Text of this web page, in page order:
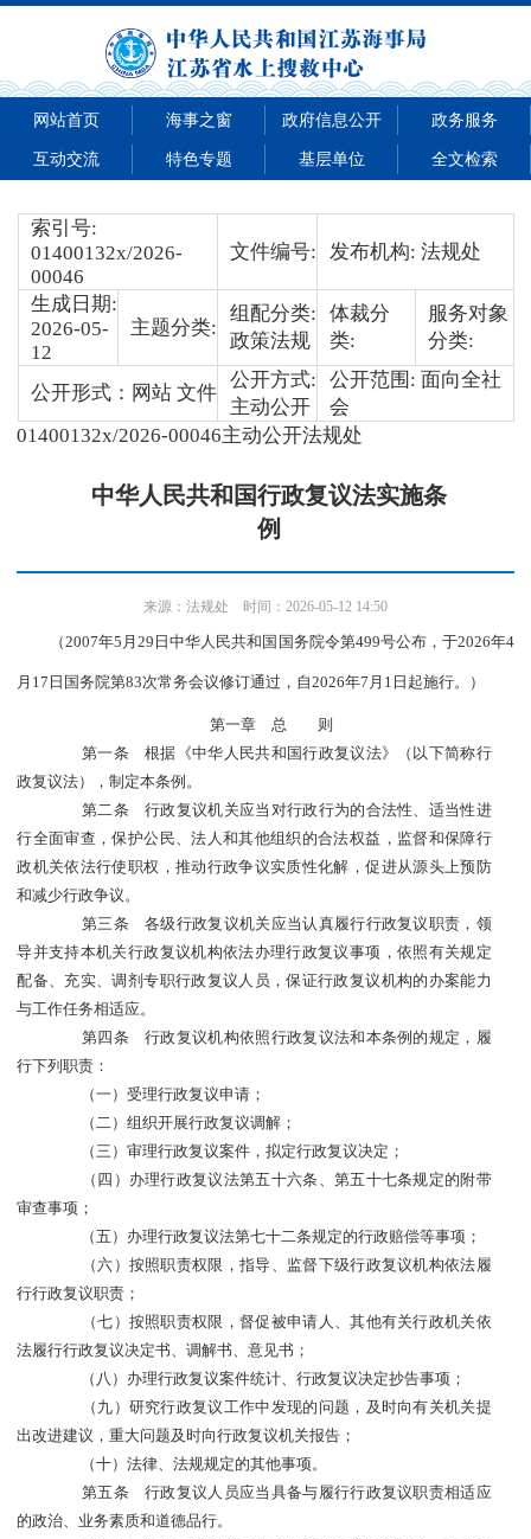
网站首页 海事之窗 政府信息公开 政务服务
互动交流 特色专题 基层单位 全文检索
索引号:
01400132x/2026-
00046
文件编号: 发布机构: 法规处
生成日期:
2026-05-
12
主题分类:
组配分类:
政策法规
体裁分
类:
服务对象
分类:
公开形式：网站 文件
公开方式:
主动公开
公开范围: 面向全社
会
01400132x/2026-00046主动公开法规处
中华人民共和国行政复议法实施条
例
来源： 法规处 时间：2026-05-12 14:50
（2007年5月29日中华人民共和国国务院令第499号公布，于2026年4
月17日国务院第83次常务会议修订通过，自2026年7月1日起施行。）
第一章 总 则
第一条 根据《中华人民共和国行政复议法》（以下简称行
政复议法），制定本条例。
第二条 行政复议机关应当对行政行为的合法性、适当性进
行全面审查，保护公民、法人和其他组织的合法权益，监督和保障行
政机关依法行使职权，推动行政争议实质性化解，促进从源头上预防
和减少行政争议。
第三条 各级行政复议机关应当认真履行行政复议职责，领
导并支持本机关行政复议机构依法办理行政复议事项，依照有关规定
配备、充实、调剂专职行政复议人员，保证行政复议机构的办案能力
与工作任务相适应。
第四条 行政复议机构依照行政复议法和本条例的规定，履
行下列职责：
（一）受理行政复议申请；
（二）组织开展行政复议调解；
（三）审理行政复议案件，拟定行政复议决定；
（四）办理行政复议法第五十六条、第五十七条规定的附带
审查事项；
（五）办理行政复议法第七十二条规定的行政赔偿等事项；
（六）按照职责权限，指导、监督下级行政复议机构依法履
行行政复议职责；
（七）按照职责权限，督促被申请人、其他有关行政机关依
法履行行政复议决定书、调解书、意见书；
（八）办理行政复议案件统计、行政复议决定抄告事项；
（九）研究行政复议工作中发现的问题，及时向有关机关提
出改进建议，重大问题及时向行政复议机关报告；
（十）法律、法规规定的其他事项。
第五条 行政复议人员应当具备与履行行政复议职责相适应
的政治、业务素质和道德品行。